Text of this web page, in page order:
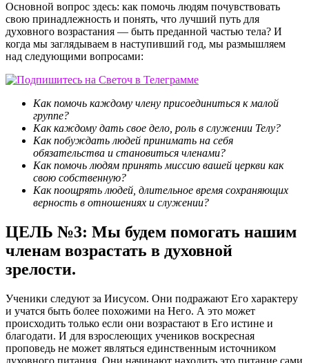
Основной вопрос здесь: как помочь людям почувствовать
свою принадлежность и понять, что лучший путь для
духовного возрастания — быть преданной частью тела? И
когда мы заглядываем в наступивший год, мы размышляем
над следующими вопросами:
Как помочь каждому члену присоединиться к малой
группе?
Как каждому дать свое дело, роль в служении Телу?
Как побуждать людей принимать на себя
обязательства и становиться членами?
Как помочь людям принять миссию вашей церкви как
свою собственную?
Как поощрять людей, длительное время сохраняющих
верность в отношениях и служении?
ЦЕЛЬ №3: Мы будем помогать нашим
членам возрастать в духовной
зрелости.
Ученики следуют за Иисусом. Они подражают Его характеру
и учатся быть более похожими на Него. А это может
происходить только если они возрастают в Его истине и
благодати. И для взрослеющих учеников воскресная
проповедь не может являться единственным источником